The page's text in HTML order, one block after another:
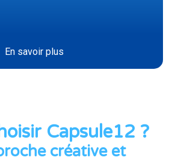
En savoir plus
Capsule12 ?
créative et